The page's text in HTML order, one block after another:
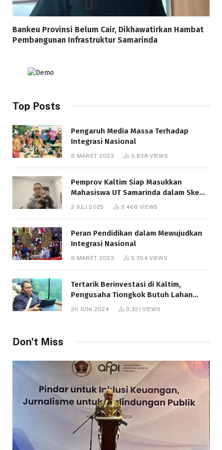
Bankeu Provinsi Belum Cair, Dikhawatirkan Hambat
Pembangunan Infrastruktur Samarinda
Top Posts
Pengaruh Media Massa Terhadap
Integrasi Nasional
8 MARET 2023 3,838VIEWS
Pemprov Kaltim Siap Masukkan
Mahasiswa UT Samarinda dalam Skema
Bantuan Pendidikan Gratispol
2 JULI 2025 3,468 VIEWS
Peran Pendidikan dalam Mewujudkan
Integrasi Nasional
8 MARET 2023 3,364VIEWS
Tertarik Berinvestasi di Kaltim,
Pengusaha Tiongkok Butuh Lahan
1.000 Hektare
20 JUNI 2024 3,321VIEWS
Don't Miss